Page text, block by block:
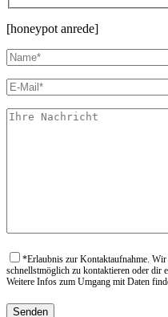
[honeypot anrede]
*Erlaubnis zur Kontaktaufnahme.
schnellstmöglich zu kontaktieren oder dir
Weitere Infos zum Umgang mit Daten